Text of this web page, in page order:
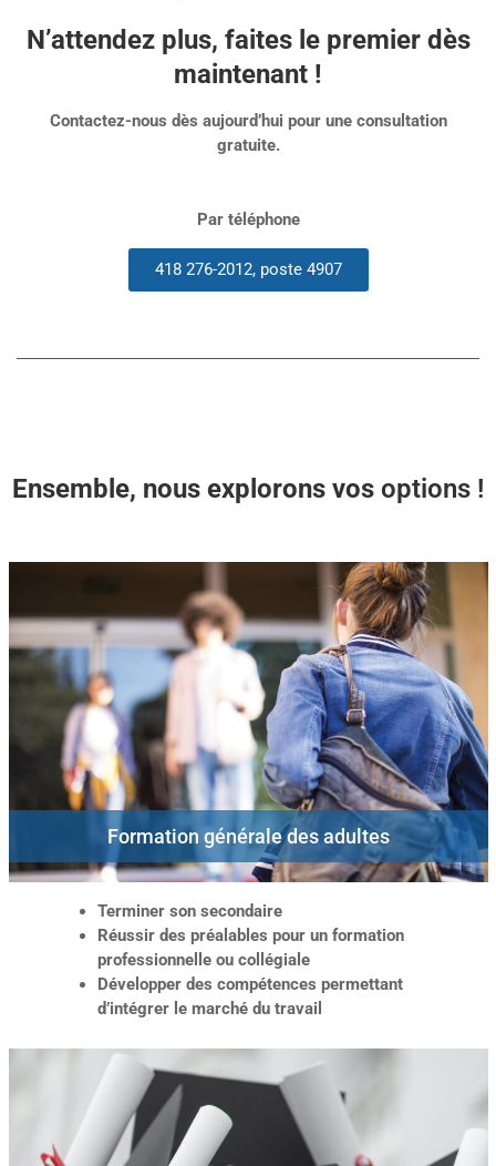
N’attendez plus, faites le premier dès
maintenant !
Contactez-nous dès aujourd’hui pour une consultation
gratuite.
Par téléphone
418 276-2012, poste 4907
Ensemble, nous explorons vos options !
Formation générale des adultes
Terminer son secondaire
Réussir des préalables pour un formation
professionnelle ou collégiale
Développer des compétences permettant
d’intégrer le marché du travail